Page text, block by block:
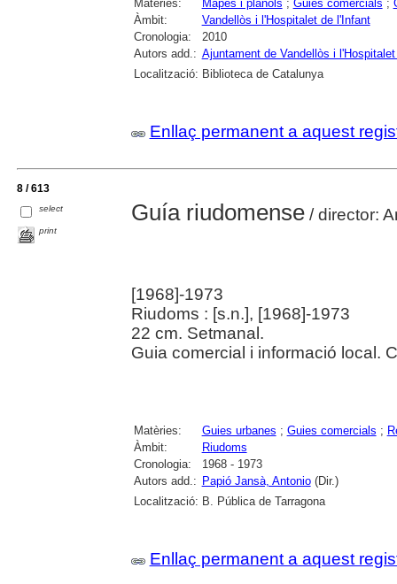
Matèries: Mapes i plànols ; Guies comercials ;
Àmbit:
Vandellòs i l'Hospitalet de l'Infant
Cronologia:
2010
Autors add.: Ajuntament de Vandellòs i
Localització: Biblioteca de Catalunya
Enllaç permanent a aquest
8 / 613
select
print
Guía riudomense/ director:
[1968]-1973
Riudoms : [s.n.], [1968]-1973
22 cm. Setmanal.
Guia comercial i informació local.
Matèries: Guies urbanes ; Guies comercials ;
Àmbit:
Riudoms
Cronologia:
1968 - 1973
Autors add.: Papió Jansà, Antonio(Dir.)
Localització: B. Pública de Tarragona
Enllaç permanent a aquest